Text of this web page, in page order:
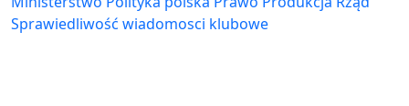
Sprawiedliwość wiadomosci klubowe